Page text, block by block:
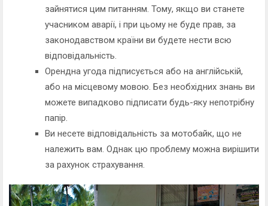
зайнятися цим питанням. Тому, якщо ви станете
учасником аварії, і при цьому не буде прав, за
законодавством країни ви будете нести всю
відповідальність.
Орендна угода підписується або на англійській,
або на місцевому мовою. Без необхідних знань ви
можете випадково підписати будь-яку непотрібну
папір.
Ви несете відповідальність за мотобайк, що не
належить вам. Однак цю проблему можна вирішити
за рахунок страхування.